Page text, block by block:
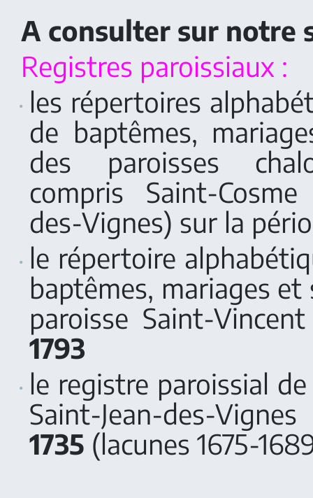
A consulter sur notre
Registres paroissiaux :
les répertoires
de baptêmes,
des paroisses
compris Saint-
des-Vignes) sur la
le répertoire
baptêmes, mariages
paroisse Saint-
1793
le registre paroissial
Saint-Jean-des-
1735 (lacunes 1675-